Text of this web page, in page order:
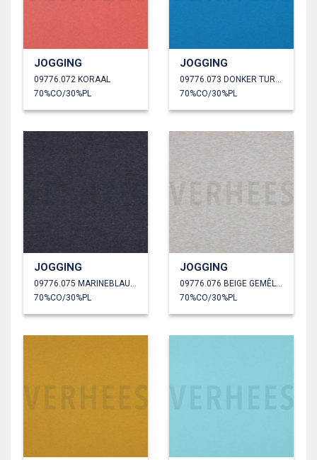
JOGGING
09776.072 KORAAL
70%CO/30%PL
JOGGING
09776.073 DONKER TURKOISE
70%CO/30%PL
JOGGING
09776.075 MARINEBLAUW GEMÊLEERD
70%CO/30%PL
JOGGING
09776.076 BEIGE GEMÊLEERD
70%CO/30%PL